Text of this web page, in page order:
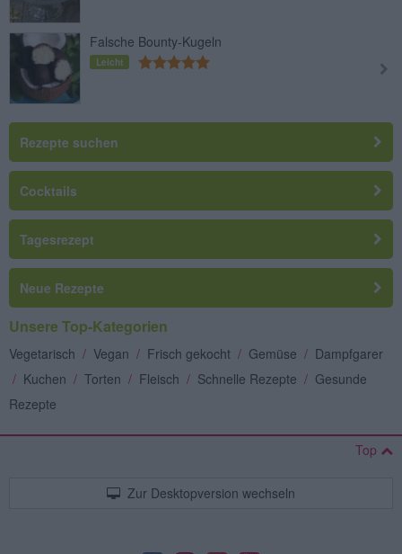
Falsche Bounty-Kugeln
Leicht
Rezepte suchen
Cocktails
Tagesrezept
Neue Rezepte
Unsere Top-Kategorien
Vegetarisch / Vegan / Frisch gekocht / Gemüse / Dampfgarer
/ Kuchen / Torten / Fleisch / Schnelle Rezepte / Gesunde
Rezepte
Top
Zur Desktopversion wechseln